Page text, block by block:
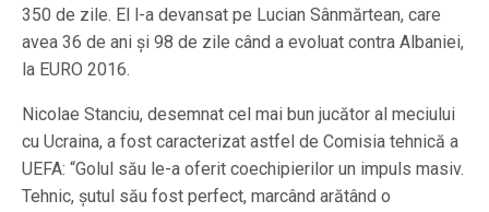
350 de zile. El l-a devansat pe Lucian Sânmărtean, care
avea 36 de ani şi 98 de zile când a evoluat contra Albaniei,
la EURO 2016.
Nicolae Stanciu, desemnat cel mai bun jucător al meciului
cu Ucraina, a fost caracterizat astfel de Comisia tehnică a
UEFA: “Golul său le-a oferit coechipierilor un impuls masiv.
Tehnic, şutul său fost perfect, marcând arătând o